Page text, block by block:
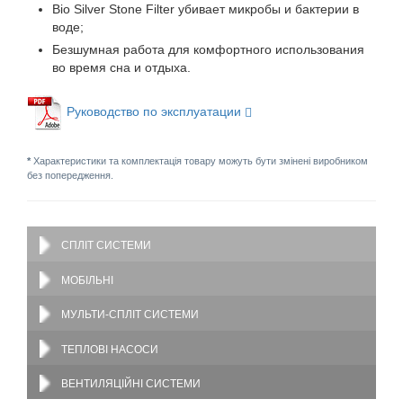
Bio Silver Stone Filter убивает микробы и бактерии в
воде;
Безшумная работа для комфортного использования
во время сна и отдыха.
Руководство по эксплуатации
* Характеристики та комплектація товару можуть бути змінені виробником
без попередження.
СПЛІТ СИСТЕМИ
МОБІЛЬНІ
МУЛЬТИ-СПЛІТ СИСТЕМИ
ТЕПЛОВІ НАСОСИ
ВЕНТИЛЯЦІЙНІ СИСТЕМИ